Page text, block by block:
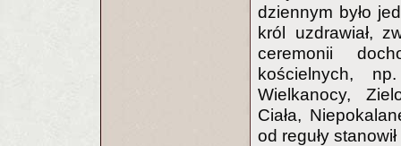
dziennym było
król uzdrawiał,
ceremonii
kościelnych,
Wielkanocy,
Ciała,
od reguły